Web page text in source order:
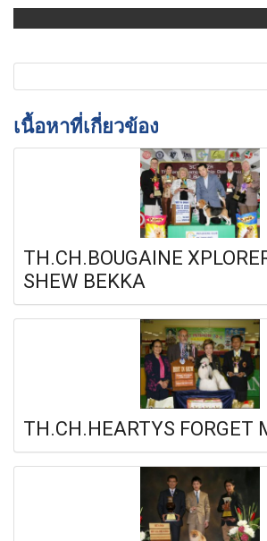
เนื้อหาที่เกี่ยวข้อง
TH.CH.BOUGAINE
SHEW BEKKA
TH.CH.HEARTYS FORGET